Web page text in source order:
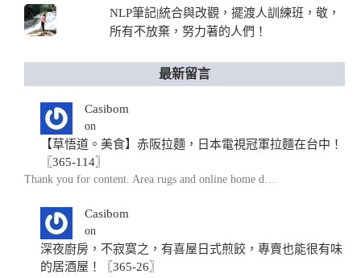
NLP筆記|統合與改觀，擺渡人訓練班，敬，
所有不放棄，努力著的人們！
最新留言
Casibom
on
【草悟道。美食】赤阪拉麵，日本電視冠軍拉麵在台中！
〖365-114〗
Thank you for content. Area rugs and online home d…
Casibom
on
深夜廚房，不寂寞之，有喜屋日式煎餃，專賣也能很有味
的居酒屋！〖365-26〗